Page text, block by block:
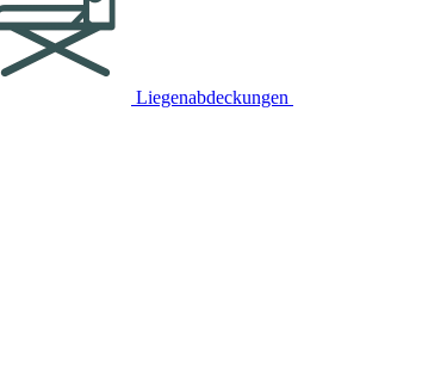
Liegenabdeckungen